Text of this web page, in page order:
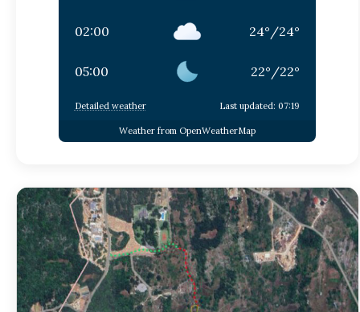
02:00 24° /24°
05:00 22° /22°
Detailed weather Last updated: 07:19
Weather from OpenWeatherMap